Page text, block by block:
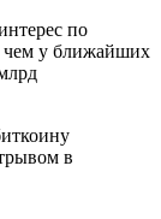
по
чем у ближайших